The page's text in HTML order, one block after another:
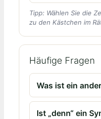
Tipp: Wählen Sie die
zu den Kästchen im
Häufige Fragen
Was ist ein
Ist „denn“ ein